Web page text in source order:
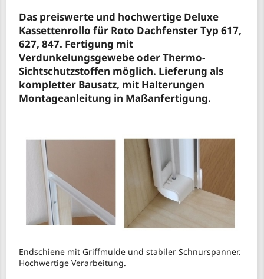
Das preiswerte und hochwertige Deluxe
Kassettenrollo für Roto Dachfenster Typ 617,
627, 847. Fertigung mit
Verdunkelungsgewebe oder Thermo-
Sichtschutzstoffen möglich. Lieferung als
kompletter Bausatz, mit Halterungen
Montageanleitung in Maßanfertigung.
Endschiene mit Griffmulde und stabiler Schnurspanner.
Hochwertige Verarbeitung.